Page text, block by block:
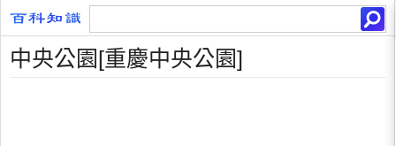
中央公園[重慶中央公園]